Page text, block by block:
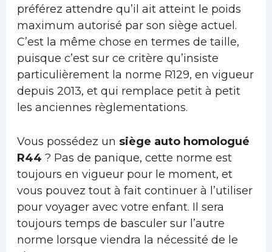
préférez attendre qu’il ait atteint le poids
maximum autorisé par son siège actuel.
C’est la même chose en termes de taille,
puisque c’est sur ce critère qu’insiste
particulièrement la norme R129, en vigueur
depuis 2013, et qui remplace petit à petit
les anciennes règlementations.
Vous possédez un siège auto homologué
R44 ? Pas de panique, cette norme est
toujours en vigueur pour le moment, et
vous pouvez tout à fait continuer à l’utiliser
pour voyager avec votre enfant. Il sera
toujours temps de basculer sur l’autre
norme lorsque viendra la nécessité de le